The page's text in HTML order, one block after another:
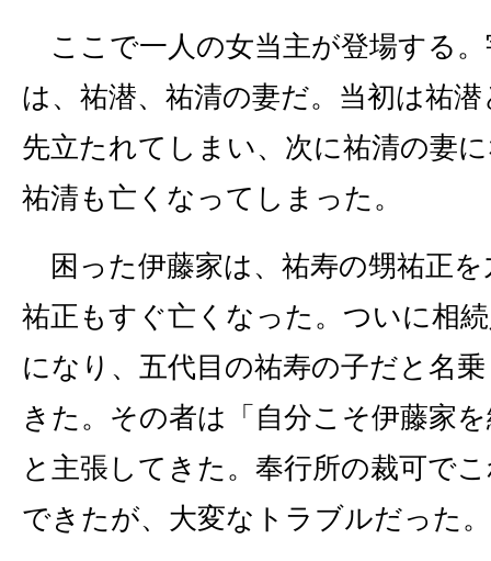
ここで一人の女当主が登場する
は、祐潜、祐清の妻だ。当初は祐
先立たれてしまい、次に祐清の妻
祐清も亡くなってしまった。
困った伊藤家は、祐寿の甥祐正
祐正もすぐ亡くなった。ついに相
になり、五代目の祐寿の子だと名
きた。その者は「自分こそ伊藤家
と主張してきた。奉行所の裁可で
できたが、大変なトラブルだった。